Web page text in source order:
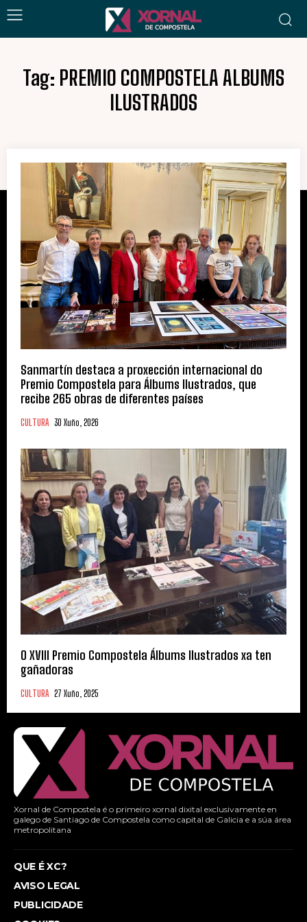
Tag: PREMIO COMPOSTELA ALBUMS
ILUSTRADOS
Sanmartín destaca a proxección internacional do
Premio Compostela para Álbums Ilustrados, que
recibe 265 obras de diferentes países
CULTURA 30 Xuño, 2026
O XVIII Premio Compostela Álbums Ilustrados xa ten
gañadoras
CULTURA 27 Xuño, 2025
Xornal de Compostela é o primeiro xornal dixital exclusivamente en
galego de Santiago de Compostela como capital de Galicia e a súa área
metropolitana
QUE É XC?
AVISO LEGAL
PUBLICIDADE